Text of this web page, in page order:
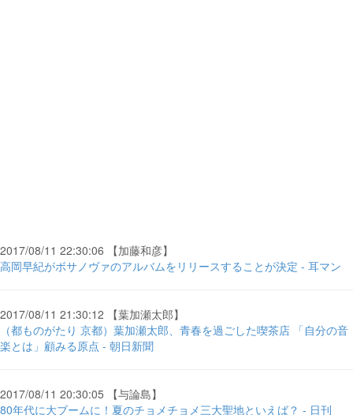
2017/08/11 22:30:06 【加藤和彦】
高岡早紀がボサノヴァのアルバムをリリースすることが決定 - 耳マン
2017/08/11 21:30:12 【葉加瀬太郎】
（都ものがたり 京都）葉加瀬太郎、青春を過ごした喫茶店 「自分の音
楽とは」顧みる原点 - 朝日新聞
2017/08/11 20:30:05 【与論島】
80年代に大ブームに！夏のチョメチョメ三大聖地といえば？ - 日刊